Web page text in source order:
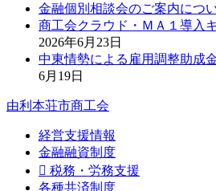
金融個別相談会のご案内につ
商工会クラウド・ＭＡ１導入
2026年6月23日
中東情勢による雇用調整助成
6月19日
由利本荘市商工会
経営支援情報
金融融資制度
税務・労務支援
各種共済制度